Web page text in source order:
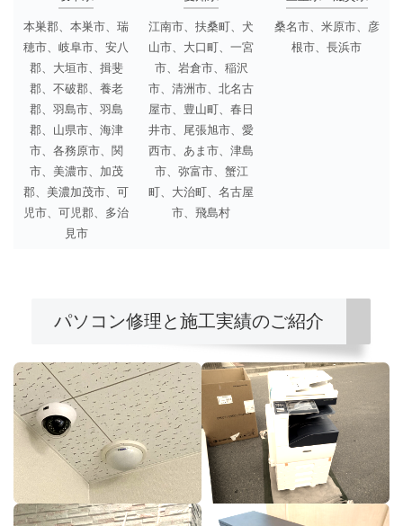
本巣郡、本巣市、瑞
穂市、岐阜市、安八
郡、大垣市、揖斐
郡、不破郡、養老
郡、羽島市、羽島
郡、山県市、海津
市、各務原市、関
市、美濃市、加茂
郡、美濃加茂市、可
児市、可児郡、多治
見市
江南市、扶桑町、犬
山市、大口町、一宮
市、岩倉市、稲沢
市、清洲市、北名古
屋市、豊山町、春日
井市、尾張旭市、愛
西市、あま市、津島
市、弥富市、蟹江
町、大治町、名古屋
市、飛島村
桑名市、米原市、彦
根市、長浜市
パソコン修理と施工実績のご紹介